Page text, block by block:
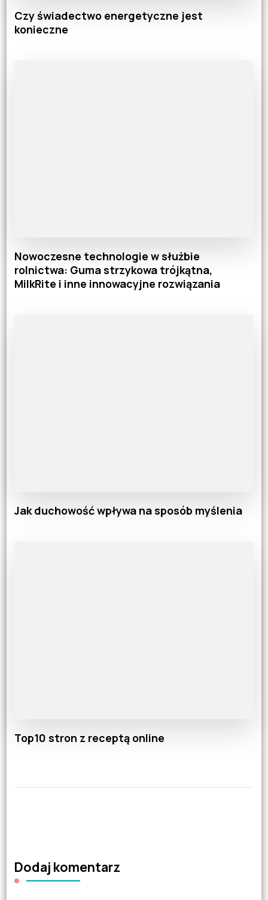
Czy świadectwo energetyczne jest
konieczne
Nowoczesne technologie w służbie
rolnictwa: Guma strzykowa trójkątna,
MilkRite i inne innowacyjne rozwiązania
Jak duchowość wpływa na sposób myślenia
Top10 stron z receptą online
Dodaj komentarz